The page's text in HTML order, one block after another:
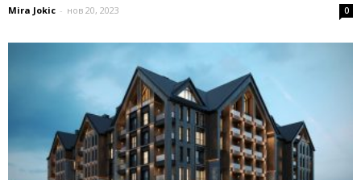
Mira Jokic - нов 20, 2023 0